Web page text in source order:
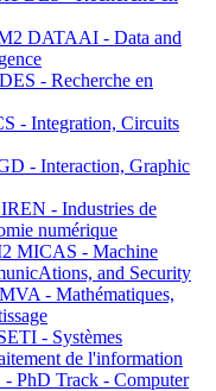
DATAAI - Data and
- Recherche en
- Integration, Circuits
- Interaction, Graphic
- Industries de
numérique
MICAS - Machine
and Security
- Mathématiques,
- Systèmes
de l'information
PhD Track - Computer